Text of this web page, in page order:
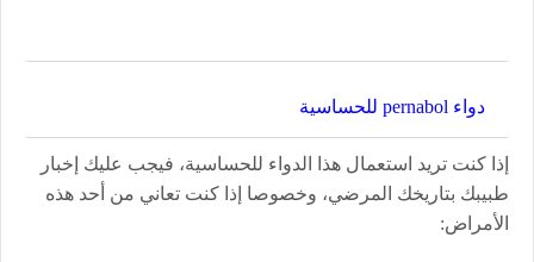
دواء pernabol للحساسية
إذا كنت تريد استعمال هذا الدواء للحساسية، فيجب عليك إخبار
طبيبك بتاريخك المرضي، وخصوصا إذا كنت تعاني من أحد هذه
الأمراض: